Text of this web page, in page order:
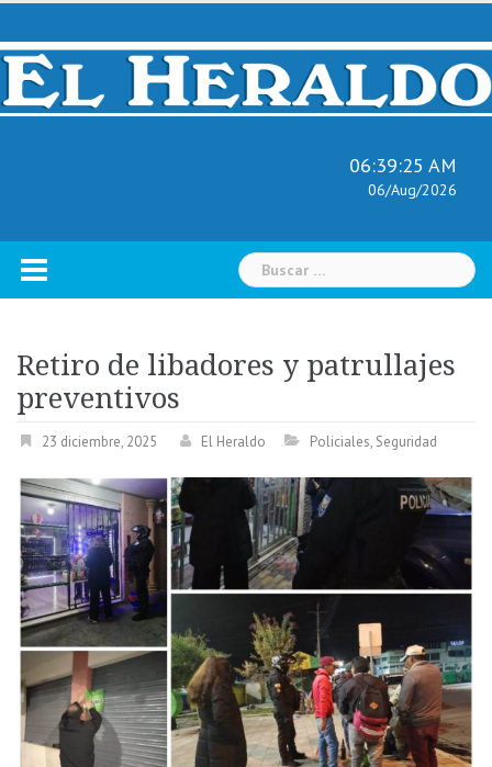
Skip
content
06:39:27 AM
06/Aug/2026
Buscar:
Retiro de libadores y patrullajes
preventivos
23 diciembre, 2025 El Heraldo Policiales, Seguridad